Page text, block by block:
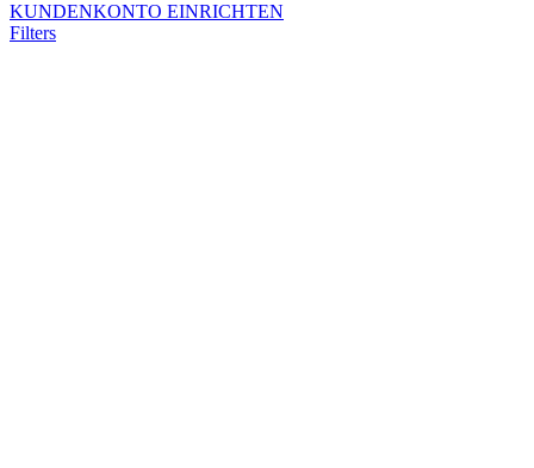
KUNDENKONTO EINRICHTEN
Filters